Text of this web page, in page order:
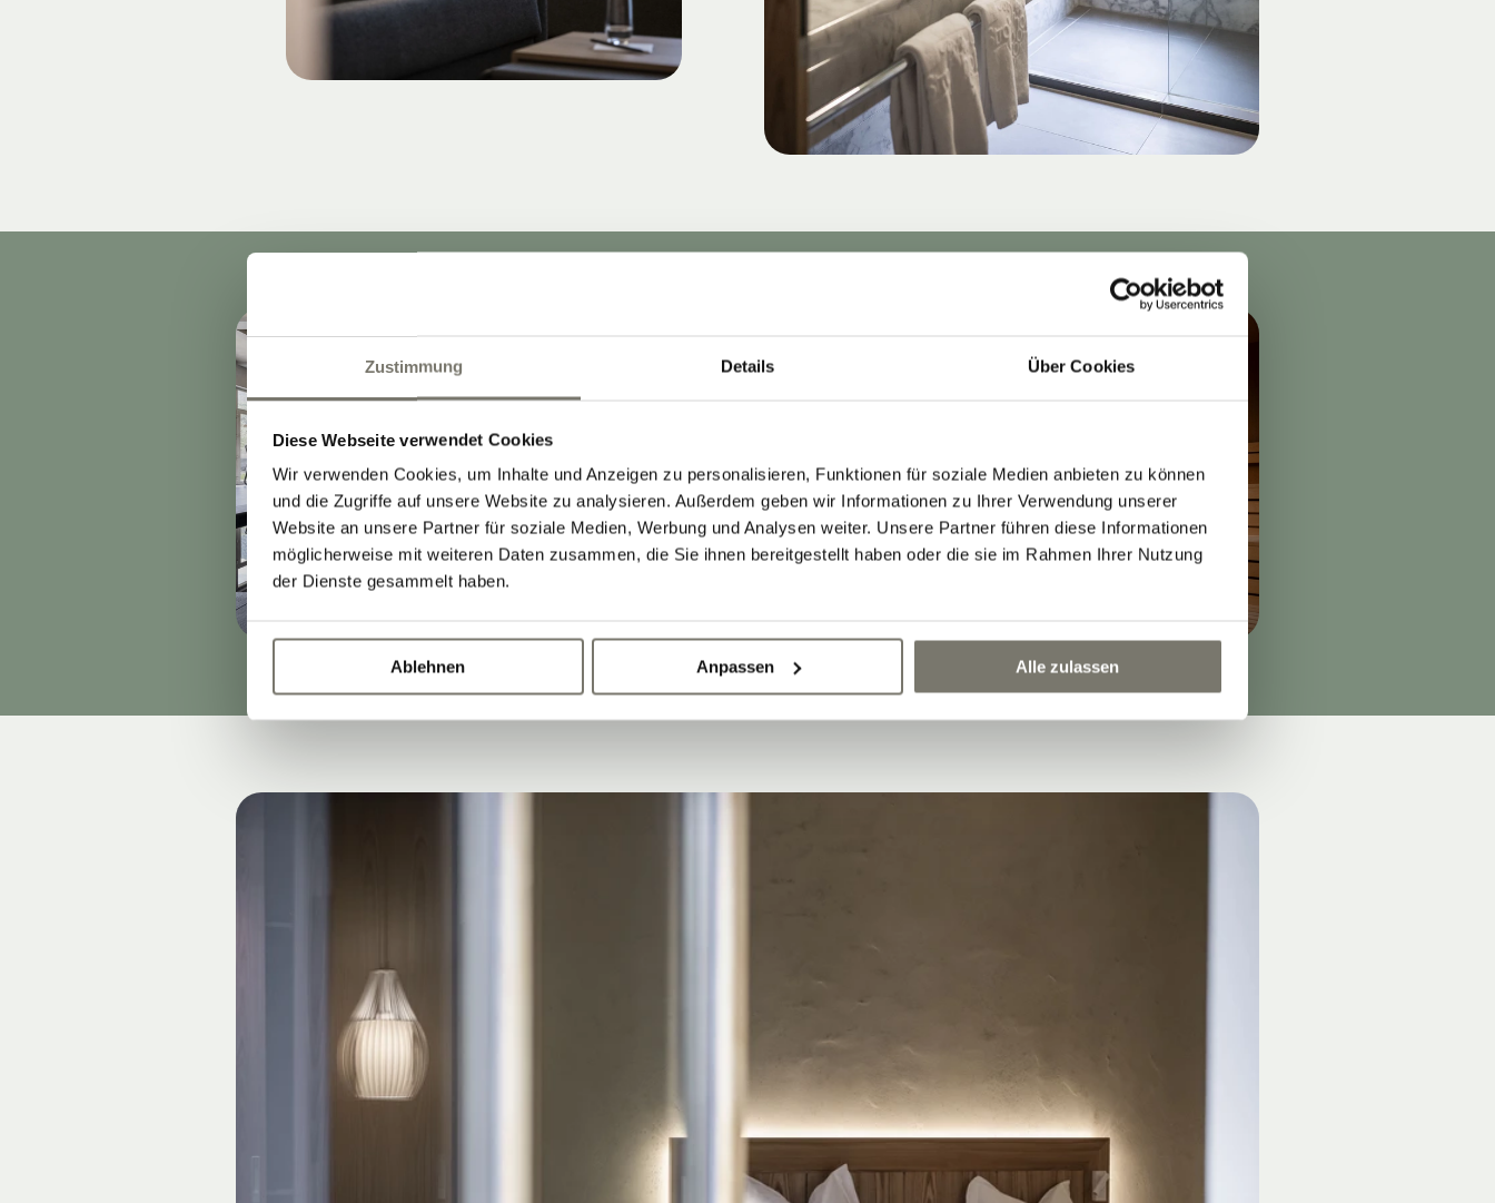
Zustimmung Details Über Cookies
Diese Webseite verwendet Cookies
Wir verwenden Cookies, um Inhalte und Anzeigen zu personalisieren, Funktionen für soziale Medien anbieten zu können
und die Zugriffe auf unsere Website zu analysieren. Außerdem geben wir Informationen zu Ihrer Verwendung unserer
Website an unsere Partner für soziale Medien, Werbung und Analysen weiter. Unsere Partner führen diese Informationen
möglicherweise mit weiteren Daten zusammen, die Sie ihnen bereitgestellt haben oder die sie im Rahmen Ihrer Nutzung
der Dienste gesammelt haben.
Ablehnen Anpassen Alle zulassen